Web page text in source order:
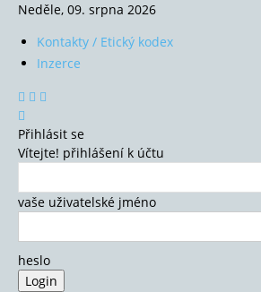
Neděle, 09. srpna 2026
Kontakty / Etický kodex
Inzerce
Přihlásit se
Vítejte! přihlášení k účtu
vaše uživatelské jméno
heslo